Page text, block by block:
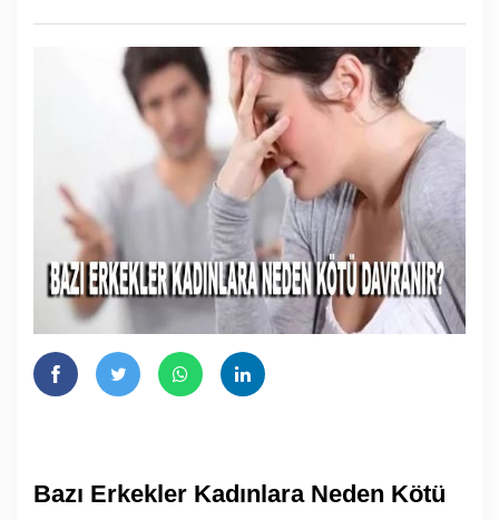
Bazı Erkekler Kadınlara Neden Kötü